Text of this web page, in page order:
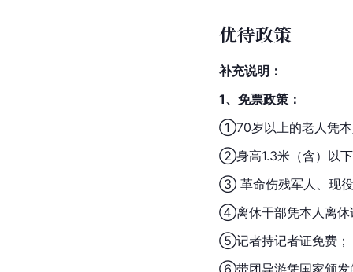
优待政策
补充说明：
1、免票政策：
①70岁以上的老人凭本
②身高1.3米（含）以
③ 革命伤残军人、现
④离休干部凭本人离休
⑤记者持记者证免费；
⑥带团导游凭国家颁发